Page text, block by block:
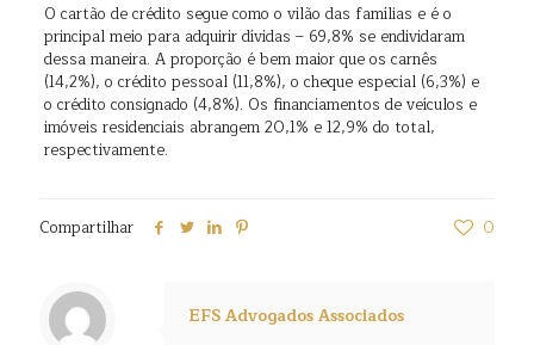
O cartão de crédito segue como o vilão das famílias e é o
principal meio para adquirir dívidas – 69,8% se endividaram
dessa maneira. A proporção é bem maior que os carnês
(14,2%), o crédito pessoal (11,8%), o cheque especial (6,3%) e
o crédito consignado (4,8%). Os financiamentos de veículos e
imóveis residenciais abrangem 20,1% e 12,9% do total,
respectivamente.
Compartilhar 0
EFS Advogados Associados